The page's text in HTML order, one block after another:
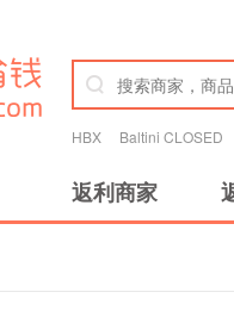
HBX Baltini CLOSED
返利商家